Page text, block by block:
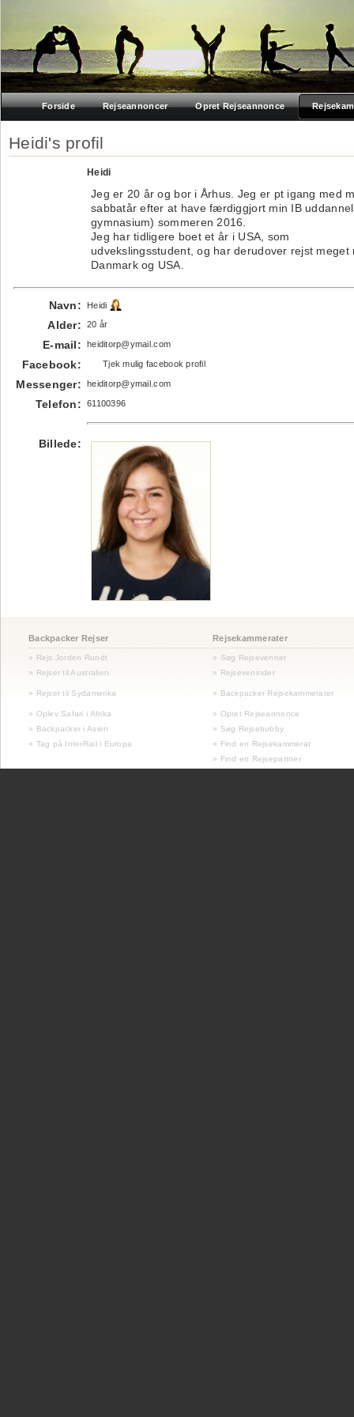
Forside Rejseannoncer Opret Rejseannonce
Heidi's profil
Heidi
Jeg er 20 år og bor i Århus. Jeg er pt igang med
sabbatår efter at have færdiggjort min IB
gymnasium) sommeren 2016.
Jeg har tidligere boet et år i USA, som
udvekslingsstudent, og har derudover rejst meget
Danmark og USA.
Navn: Heidi
Alder: 20 år
E-mail: heiditorp@ymail.com
Facebook: Tjek mulig facebook profil
Messenger: heiditorp@ymail.com
Telefon: 61100396
Billede:
Backpacker Rejser Rejsekammerater
» Rejs Jorden Rundt
» Søg Rejsevenner
» Rejser til Australien
» Rejseveninder
» Rejser til Sydamerika » Backpacker Rejsekammerater
» Oplev Safari i Afrika
» Opret Rejseannonce
» Backpacker i Asien
» Søg Rejsebubby
» Tag på InterRail i Europa
» Find en Rejsekammerat
» Find en Rejsepartner